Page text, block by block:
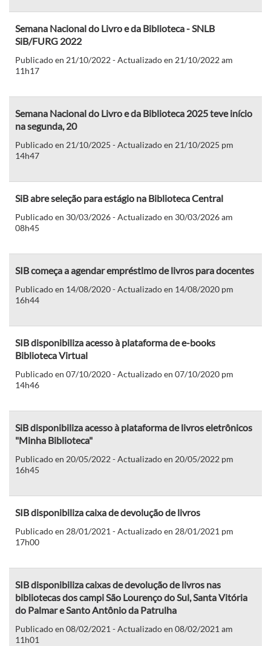
Semana Nacional do Livro e da Biblioteca - SNLB
SiB/FURG 2022
Publicado en 21/10/2022 - Actualizado en 21/10/2022 am
11h17
Semana Nacional do Livro e da Biblioteca 2025 teve início
na segunda, 20
Publicado en 21/10/2025 - Actualizado en 21/10/2025 pm
14h47
SiB abre seleção para estágio na Biblioteca Central
Publicado en 30/03/2026 - Actualizado en 30/03/2026 am
08h45
SIB começa a agendar empréstimo de livros para docentes
Publicado en 14/08/2020 - Actualizado en 14/08/2020 pm
16h44
SIB disponibiliza acesso à plataforma de e-books
Biblioteca Virtual
Publicado en 07/10/2020 - Actualizado en 07/10/2020 pm
14h46
SiB disponibiliza acesso à plataforma de livros eletrônicos
"Minha Biblioteca"
Publicado en 20/05/2022 - Actualizado en 20/05/2022 pm
16h45
SIB disponibiliza caixa de devolução de livros
Publicado en 28/01/2021 - Actualizado en 28/01/2021 pm
17h00
SIB disponibiliza caixas de devolução de livros nas
bibliotecas dos campi São Lourenço do Sul, Santa Vitória
do Palmar e Santo Antônio da Patrulha
Publicado en 08/02/2021 - Actualizado en 08/02/2021 am
11h01